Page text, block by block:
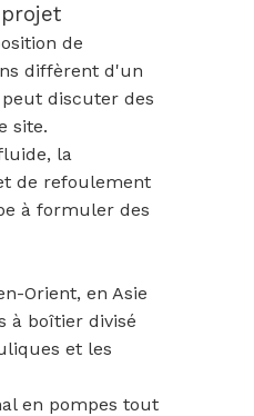
de
diffèrent d'un
discuter des
site.
la
de refoulement
à formuler des
Orient, en Asie
à boîtier divisé
et les
en pompes tout